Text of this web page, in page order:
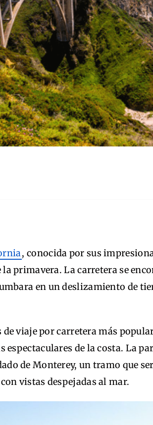
, conocida por sus
primavera. La carretera se
en un deslizamiento de
viaje por carretera más
de la costa. La
de Monterey, un tramo que
vistas despejadas al mar.